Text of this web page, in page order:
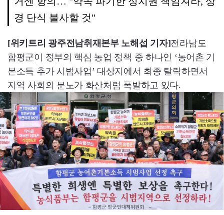
경 단식 불사할 것"
[위키트리 광주전남취재본부 노해섭 기자]전라남도
함평군이 정부의 핵심 농업 정책 중 하나인 ‘농어촌 기
본소득 추가 시범사업’ 대상지에서 최종 탈락하면서
지역 사회의 분노가 화산처럼 폭발하고 있다.